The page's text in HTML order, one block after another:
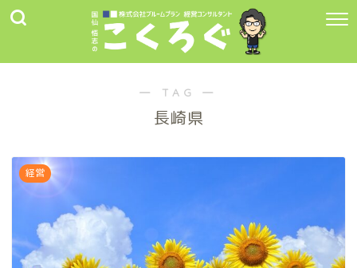
― TAG ―
長崎県
経営